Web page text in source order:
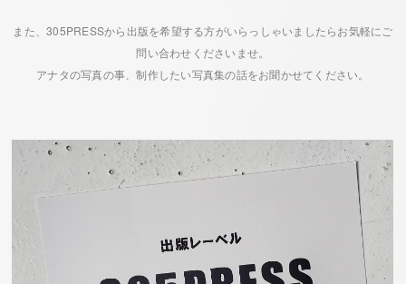
また、305PRESSから出版を希望する方がいらっしゃいましたらお気軽にご
問い合わせくださいませ。
アナタの写真の事、制作したい写真集の話をお聞かせてください。